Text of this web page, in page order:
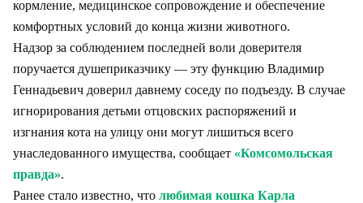
кормление, медицинское сопровождение и обеспечение
комфортных условий до конца жизни животного.
Надзор за соблюдением последней воли доверителя
поручается душеприказчику — эту функцию Владимир
Геннадьевич доверил давнему соседу по подъезду. В случае
игнорирования детьми отцовских распоряжений и
изгнания кота на улицу они могут лишиться всего
унаследованного имущества, сообщает «Комсомольская
правда».
Ранее стало известно, что любимая кошка Карла